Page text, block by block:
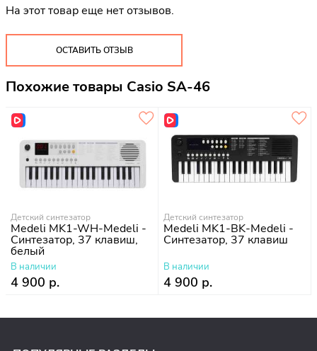
На этот товар еще нет отзывов.
ОСТАВИТЬ ОТЗЫВ
Похожие товары Casio SA-46
Детский синтезатор
Medeli MK1-WH-Medeli -
Синтезатор, 37 клавиш,
белый
В наличии
4 900 р.
Детский синтезатор
Medeli MK1-BK-Medeli -
Синтезатор, 37 клавиш
В наличии
4 900 р.